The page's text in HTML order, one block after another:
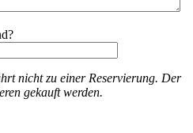
nicht zu einer Reservierung. Der
gekauft werden.